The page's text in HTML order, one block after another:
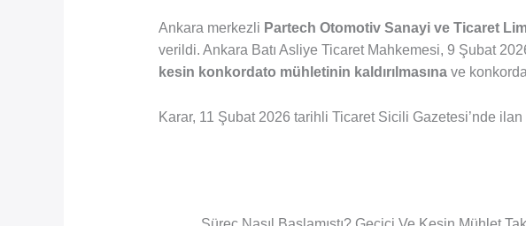
Ankara merkezli Partech Otomotiv Sanayi ve Ticaret
verildi. Ankara Batı Asliye Ticaret Mahkemesi, 9 Şubat
kesin konkordato mühletinin kaldırılmasınave
Karar, 11 Şubat 2026 tarihli Ticaret Sicili Gazetesi’nde